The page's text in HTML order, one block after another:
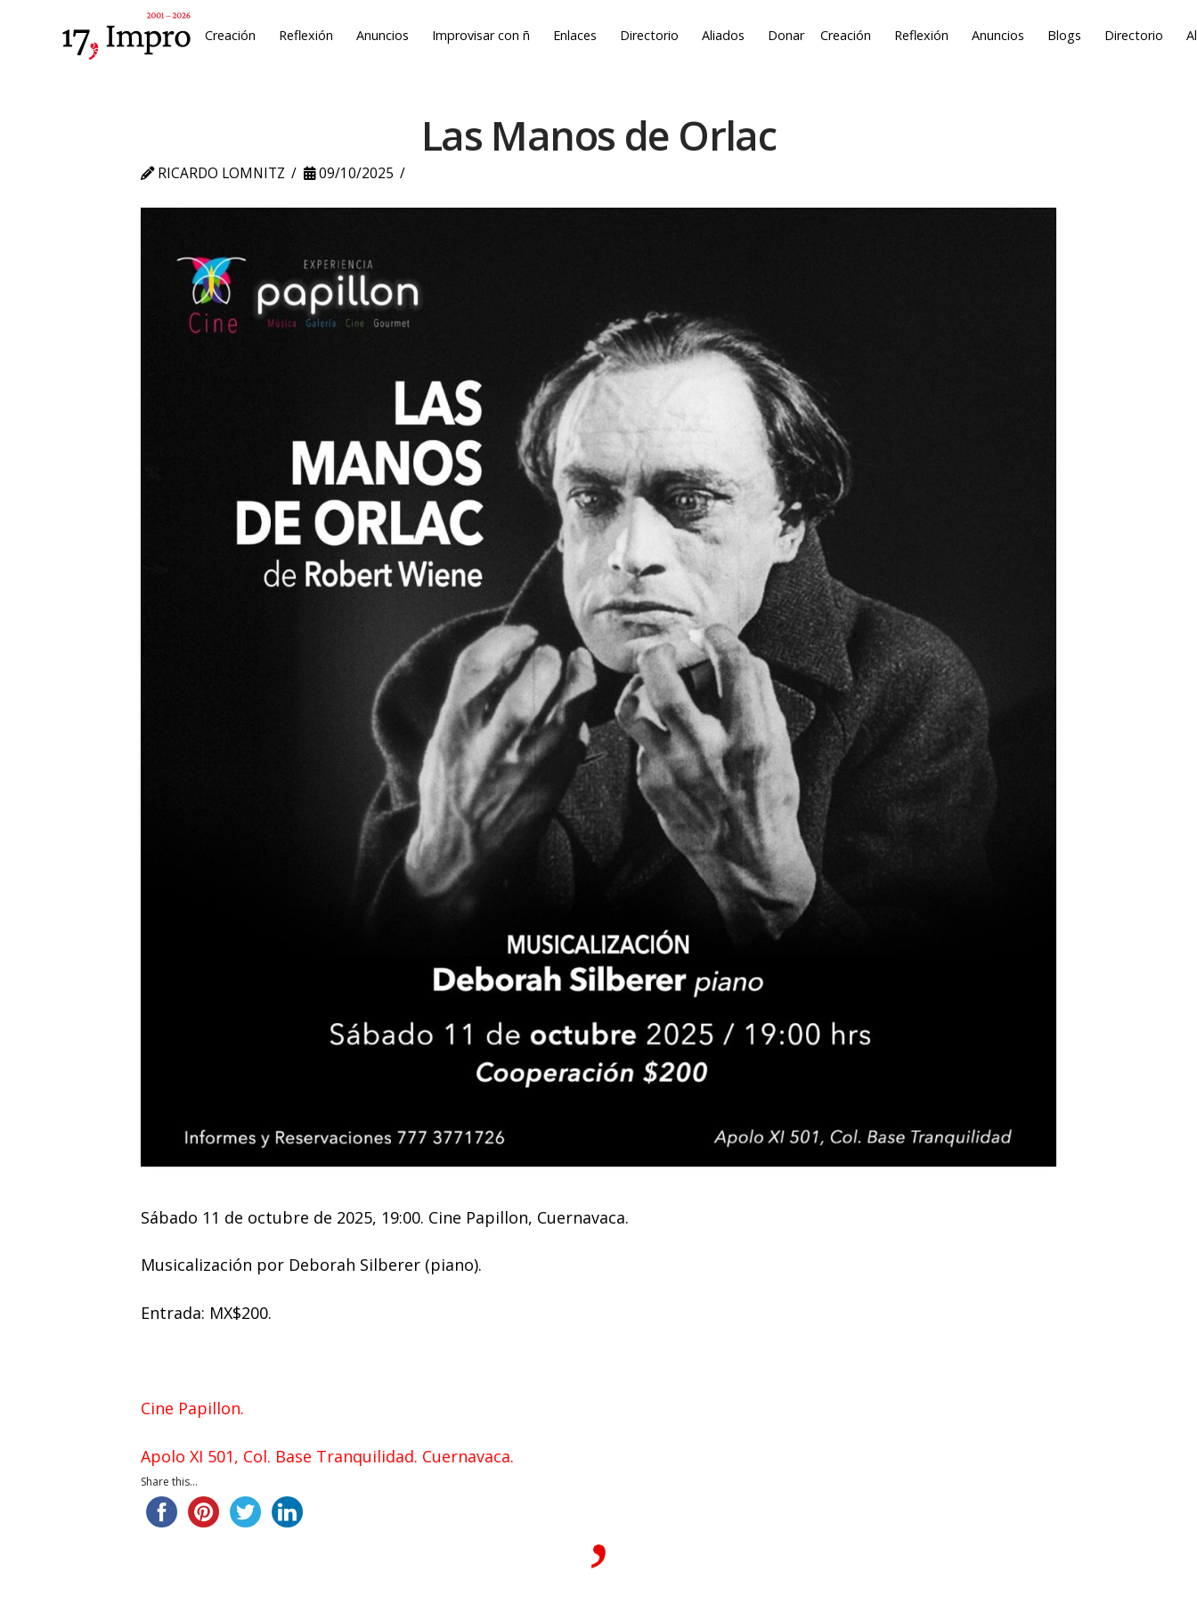
Creación Reflexión Anuncios Improvisar con ñ Enlaces Directorio Aliados Donar Creación Reflexión Anuncios Blogs Directorio
Las Manos de Orlac
RICARDO LOMNITZ 09/10/2025
Sábado 11 de octubre de 2025, 19:00. Cine Papillon, Cuernavaca.
Musicalización por Deborah Silberer (piano).
Entrada: MX$200.
Cine Papillon.
Apolo XI 501, Col. Base Tranquilidad. Cuernavaca.
Share this...